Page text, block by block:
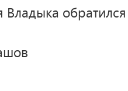
Владыка